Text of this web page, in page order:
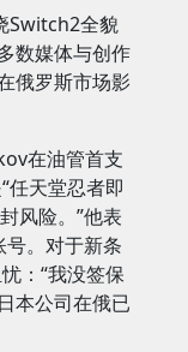
Switch2全貌
数媒体与创作
俄罗斯市场影
在油管首支
任天堂忍者即
风险。”他表
。对于新条
：“我没签保
本公司在俄已